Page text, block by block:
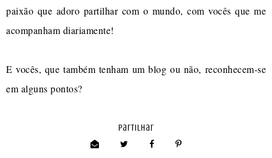
paixão que adoro partilhar com o mundo, com vocês que me
acompanham diariamente!
E vocês, que também tenham um blog ou não, reconhecem-se
em alguns pontos?
partilhar